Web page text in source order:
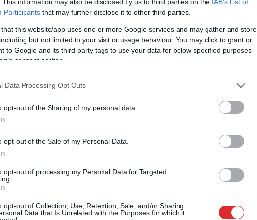
This information may also be disclosed by us to third parties on the IAB’s List of
Participants that may further disclose it to other third parties.
that this website/app uses one or more Google services and may gather and store
but not limited to your visit or usage behaviour. You may click to grant or
to Google and its third-party tags to use your data for below specified purposes
consent section.
Data Processing Opt Outs
opt-out of the Sharing of my personal data.
opt-out of the Sale of my Personal Data.
opt-out of processing my Personal Data for Targeted
opt-out of Collection, Use, Retention, Sale, and/or Sharing
Data that Is Unrelated with the Purposes for which it